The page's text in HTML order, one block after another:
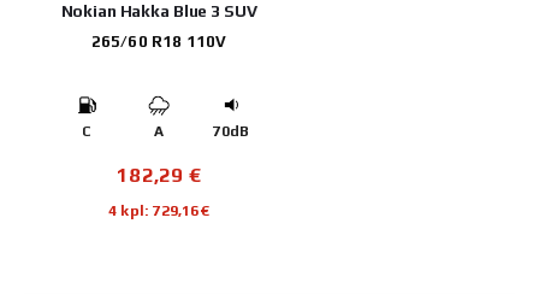
Nokian Hakka Blue 3 SUV
265/60 R18 110V
C A 70dB
182,29 €
4 kpl: 729,16€